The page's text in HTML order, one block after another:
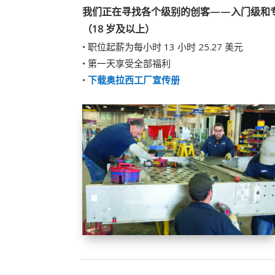
我们正在寻找各个级别的创客——入门级和
（18 岁及以上）
• 职位起薪为每小时 13 小时 25.27 美元
• 第一天享受全部福利
•下载奥拉西工厂宣传册